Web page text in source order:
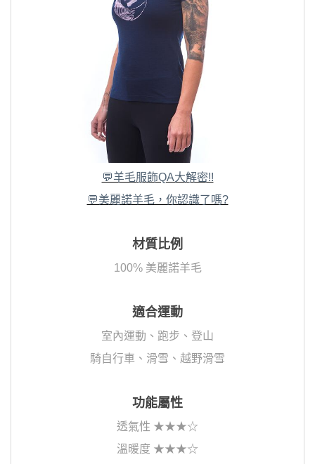
💬羊毛服飾QA大解密!!
💬美麗諾羊毛，你認識了嗎?
材質比例
100% 美麗諾羊毛
適合運動
室內運動、跑步、登山
騎自行車、滑雪、越野滑雪
功能屬性
透氣性 ★★★☆
溫暖度 ★★★☆